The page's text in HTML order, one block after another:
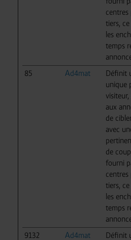
centres
tiers,
les
temps
85 Ad4mat
Définit
unique
aux
de
avec
de
fourni
centres
tiers,
les
temps
9132 Ad4mat
Définit